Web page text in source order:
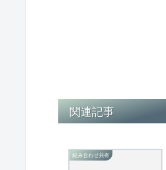
関連記事
組み合わせ共有